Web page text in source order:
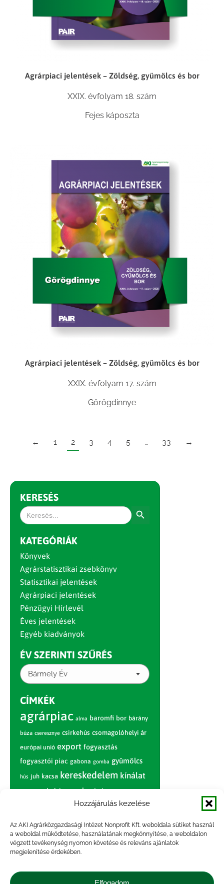
Hozzájárulás kezelése
Az AKI Agrárközgazdasági Intézet Nonprofit Kft. weboldala sütiket használ
a weboldal működtetése, használatának megkönnyítése, a weboldalon
végzett tevékenység nyomon követése és releváns ajánlatok
megjelenítése érdekében.
Agrárpiaci jelentések – Zöldség, gyümölcs és bor
XXIX. évfolyam 18. szám
Fejes káposzta
Agrárpiaci jelentések – Zöldség, gyümölcs és bor
XXIX. évfolyam 17. szám
Görögdinnye
← 1 2 3 4 5 … 33 →
KERESÉS
Search
for:
KATEGÓRIÁK
Könyvek
Agrárstatisztikai zsebkönyv
Statisztikai jelentések
Agrárpiaci jelentések
Pénzügyi Hírlevél
Éves jelentések
Egyéb kiadványok
ÉV SZERINTI SZŰRÉS
Bármely Év
CÍMKÉK
agrárpiac alma baromfi bor bárány
búza cseresznye csirkehús csomagolóhelyi ár
európai unió export fogyasztás
fogyasztói piac gabona gomba gyümölcs
hús juh kacsa kereskedelem kínálat
körte marhahús nagybani piac narancs
nemzetközi árinformációk
paradicsom piac piaci jelentés
pulyka pulykahús sertés sertéshús
szarvasmarha termelés
termelői
zöldség